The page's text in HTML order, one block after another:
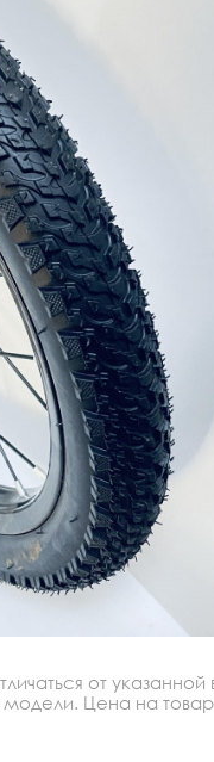
от указанной
Цена на товар